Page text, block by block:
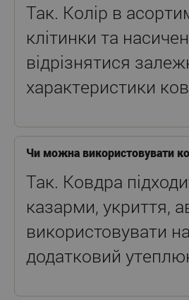
Так. Колір в
клітинки та
відрізнятися
характеристики
Чи можна використовувати
Так. Ковдра
казарми, укриття,
використовувати
додатковий